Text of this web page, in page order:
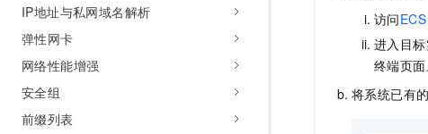
IP地址与私网域名解析
弹性网卡
网络性能增强
安全组
前缀列表
访问ECS
进入目
终端页面
将系统已有